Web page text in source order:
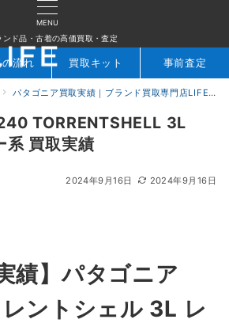
MENU
ンド品・古着の高価買取・査定
の流れ 買取キット 事前査定
パタゴニア買取実績｜ブランド買取専門店LIFE
TORRENTSHELL 3L
系 買取実績
2024年9月16日 2024年9月16日
績】パタゴニア
ントシェル 3L レ